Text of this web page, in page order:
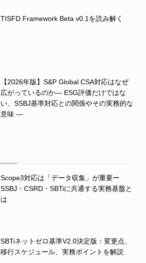
TISFD Framework Beta v0.1を読み解く
【2026年版】S&P Global CSA対応はなぜ
広がっているのか― ESG評価だけではな
い、SSBJ基準対応との関係やその実務的な
意味 ―
Scope3対応は「データ収集」が重要ー
SSBJ・CSRD・SBTiに共通する実務基盤と
は
SBTiネットゼロ基準V2.0決定版：変更点、
移行スケジュール、実務ポイントを解説